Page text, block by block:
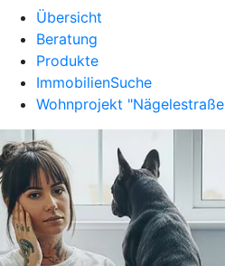
Übersicht
Beratung
Produkte
ImmobilienSuche
Wohnprojekt